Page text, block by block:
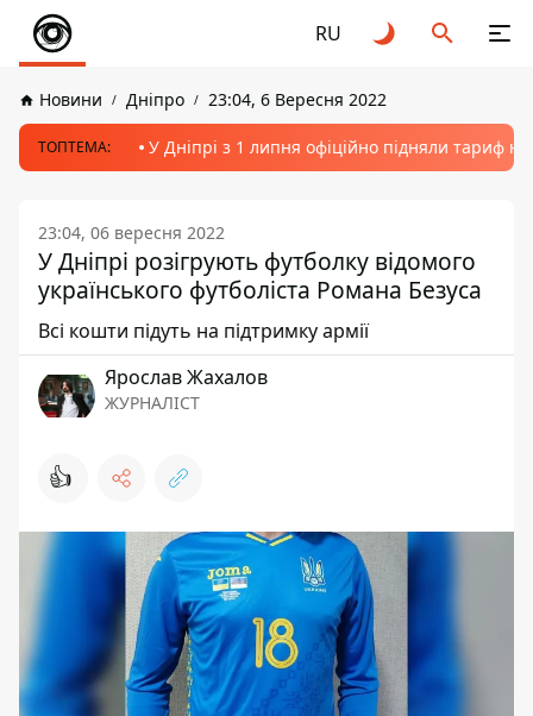
RU
Новини Дніпро 23:04, 6 Вересня 2022
ТОПТЕМА: У Дніпрі з 1 липня офіційно підняли тариф
23:04, 06 вересня 2022
У Дніпрі розігрують футболку відомого
українського футболіста Романа Безуса
Всі кошти підуть на підтримку армії
Ярослав Жахалов
ЖУРНАЛІСТ
👍